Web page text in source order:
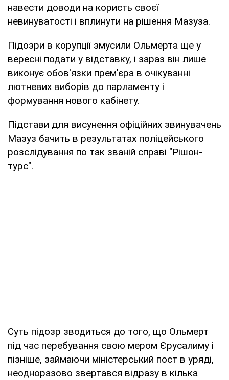
навести доводи на користь своєї
невинуватості і вплинути на рішення Мазуза.
Підозри в корупції змусили Ольмерта ще у
вересні подати у відставку, і зараз він лише
виконує обов'язки прем'єра в очікуванні
лютневих виборів до парламенту і
формування нового кабінету.
Підстави для висунення офіційних звинувачень
Мазуз бачить в результатах поліцейського
розслідування по так званій справі "Рішон-
турс".
Суть підозр зводиться до того, що Ольмерт
під час перебування свою мером Єрусалиму і
пізніше, займаючи міністерський пост в уряді,
неодноразово звертався відразу в кілька